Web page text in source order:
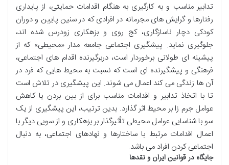
تدابیر مناسب و به کارگیری به هنگام اقدامات حمایتی، از پایداری
رفتارها و گرایش های مجرمانه در افرادی که در سنین پایین و دوران
کودکی دچار ناسازگاری، کج روی و بزهکاری زودرس شده اند،
جلوگیری نماید. پیشگیری اجتماعی جامعه مدار «محیطی» که از
پیشینه ای طولانی برخوردار است، دربرگیرنده اقدام های اجتماعی،
فرهنگی و پیشگیرنده ای است که نسبت به محیط هایی که فرد در
آن ها زندگی می کند اعمال می شوند. این پیشگیری در تلاش است
تا با اتخاذ تدابیر و اقدامات مناسب برای از بین بردن یا کاهش
عوامل جرم زا بر محیط اثر گذارد. بدین ترتیب، این پیشگیری از یک
سو با شناسایی عوامل محیطی تأثیرگذار بر بزهکاری و از سویی دیگر با
اعمال اقدامات مرتبط با ساختارها و نهادهای اجتماعی، به دنبال
اجتماعی کردن افراد می باشد.
جایگاه در قوانین ایران و نقدها